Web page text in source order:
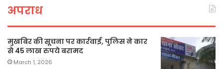
अपराध
मुखबिर की सूचना पर कार्रवाई, पुलिस ने कार
से 45 लाख रुपये बरामद
March 1, 2026